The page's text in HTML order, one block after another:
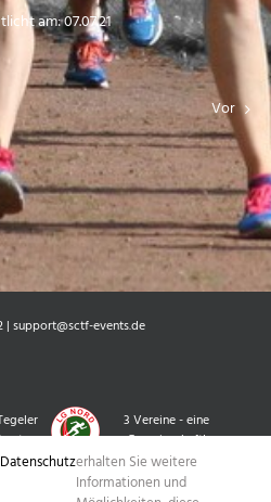
am: 07.07.21
Vor
| support@sctf-events.de
3 Vereine - eine
Gemeinschaft!
Datenschutzerhalten Sie weitere
Informationen und